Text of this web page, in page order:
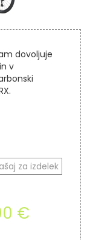
dovoljuje
v
za izdelek
€